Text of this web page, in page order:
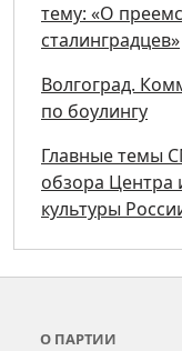
тему: «О
сталинградцев»
Волгоград.
по боулингу
Главные темы
обзора Центра
культуры
О ПАРТИИ